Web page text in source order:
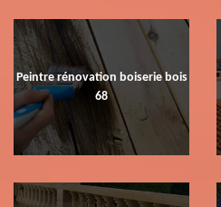
Peintre rénovation boiserie bois
68